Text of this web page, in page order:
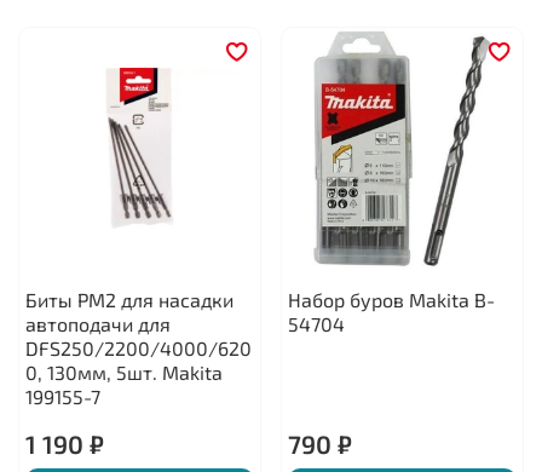
Биты PM2 для насадки
автоподачи для
DFS250/2200/4000/620
0, 130мм, 5шт. Makita
199155-7
1 190 ₽
Набор буров Makita B-
54704
790 ₽